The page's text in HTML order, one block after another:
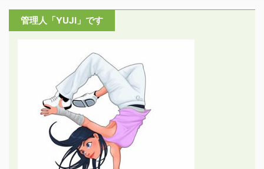
管理人「YUJI」です